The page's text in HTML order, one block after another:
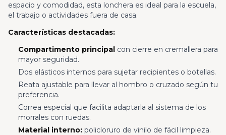
espacio y comodidad, esta lonchera es ideal para la escuela,
el trabajo o actividades fuera de casa.
Características destacadas:
Compartimento principalcon cierre en cremallera para
mayor seguridad.
Dos elásticos internos para sujetar recipientes o botellas.
Reata ajustable para llevar al hombro o cruzado según tu
preferencia.
Correa especial que facilita adaptarla al sistema de los
morrales con ruedas.
Material interno:policloruro de vinilo de fácil limpieza.